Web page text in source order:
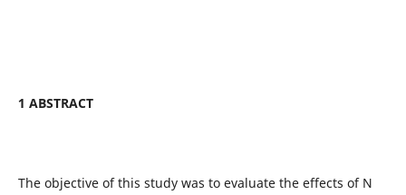
1 ABSTRACT
The objective of this study was to evaluate the effects of N